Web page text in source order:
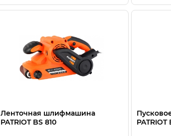
Ленточная шлифмашина
PATRIOT BS 810